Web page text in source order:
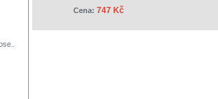
Cena: 747 Kč